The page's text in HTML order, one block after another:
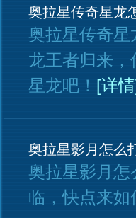
奥拉星传奇星龙
奥拉星传奇
龙王者归来
星龙吧！ [详
奥拉星影月怎么
奥拉星影月
临，快点来如